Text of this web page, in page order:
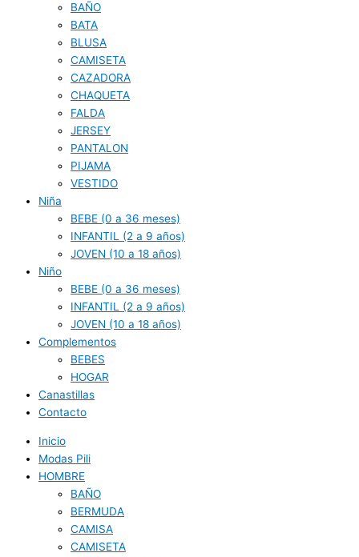
BAÑO
BATA
BLUSA
CAMISETA
CAZADORA
CHAQUETA
FALDA
JERSEY
PANTALON
PIJAMA
VESTIDO
Niña
BEBE (0 a 36 meses)
INFANTIL (2 a 9 años)
JOVEN (10 a 18 años)
Niño
BEBE (0 a 36 meses)
INFANTIL (2 a 9 años)
JOVEN (10 a 18 años)
Complementos
BEBES
HOGAR
Canastillas
Contacto
Inicio
Modas Pili
HOMBRE
BAÑO
BERMUDA
CAMISA
CAMISETA